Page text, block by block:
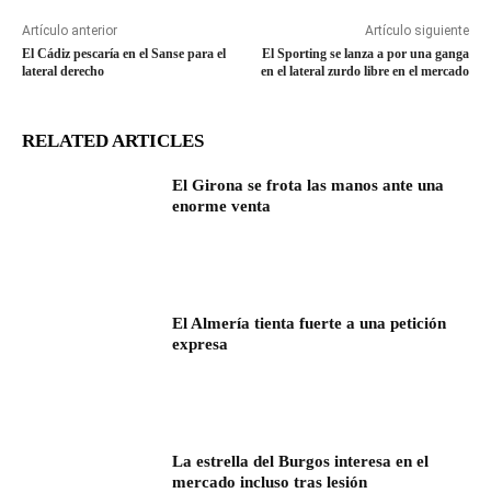
Artículo anterior
El Cádiz pescaría en el Sanse para el
lateral derecho
Artículo siguiente
El Sporting se lanza a por una ganga
en el lateral zurdo libre en el mercado
RELATED ARTICLES
El Girona se frota las manos ante una
enorme venta
El Almería tienta fuerte a una petición
expresa
La estrella del Burgos interesa en el
mercado incluso tras lesión